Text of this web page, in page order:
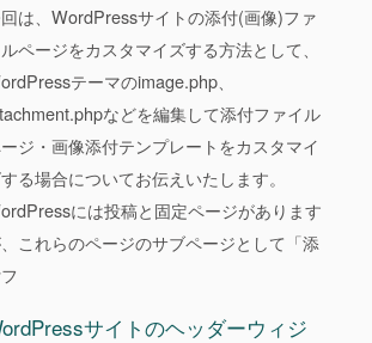
は、WordPressサイトの添付(画像)ファ
ページをカスタマイズする方法として、
テーマのimage.php、
などを編集して添付ファイル
ジ・画像添付テンプレートをカスタマイ
る場合についてお伝えいたします。
には投稿と固定ページがあります
これらのページのサブページとして「添
サイトのヘッダーウィジ